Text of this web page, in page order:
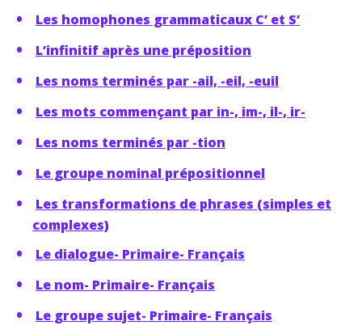
Les homophones grammaticaux C’ et S’
L’infinitif après une préposition
Les noms terminés par -ail, -eil, -euil
Les mots commençant par in-, im-, il-, ir-
Les noms terminés par -tion
Le groupe nominal prépositionnel
Les transformations de phrases (simples et
complexes)
Le dialogue- Primaire- Français
Le nom- Primaire- Français
Le groupe sujet- Primaire- Français